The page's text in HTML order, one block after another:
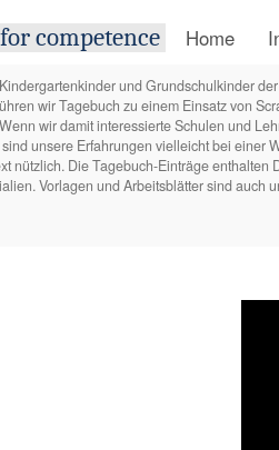
competence Home
und Grundschulkinder
wir Tagebuch zu einem Einsatz von
wir damit interessierte Schulen und
unsere Erfahrungen vielleicht bei einer
nützlich. Die Tagebuch-Einträge enthalten
Vorlagen und Arbeitsblätter sind auch